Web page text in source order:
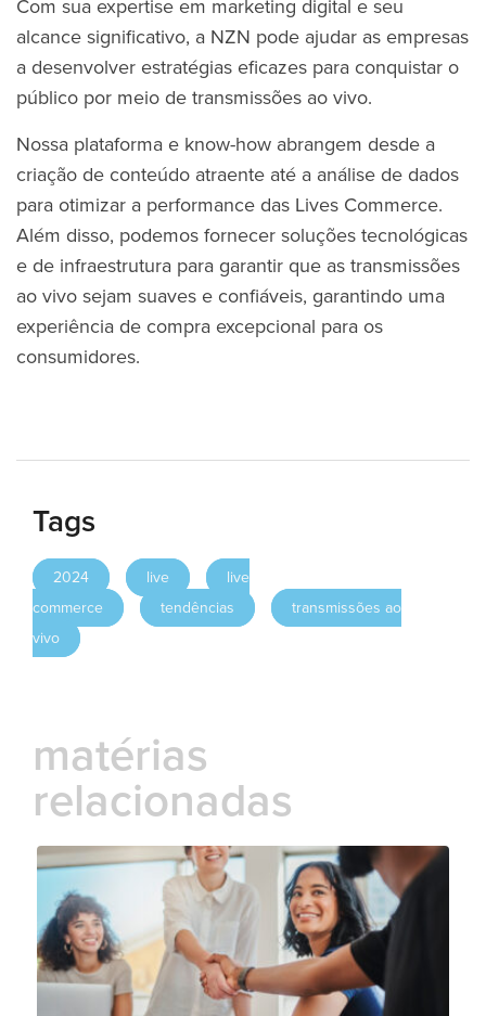
Com sua expertise em marketing digital e seu
alcance significativo, a NZN pode ajudar as empresas
a desenvolver estratégias eficazes para conquistar o
público por meio de transmissões ao vivo.
Nossa plataforma e know-how abrangem desde a
criação de conteúdo atraente até a análise de dados
para otimizar a performance das Lives Commerce.
Além disso, podemos fornecer soluções tecnológicas
e de infraestrutura para garantir que as transmissões
ao vivo sejam suaves e confiáveis, garantindo uma
experiência de compra excepcional para os
consumidores.
Tags
2024 live
live
commerce
tendências
transmissões ao
vivo
matérias
relacionadas